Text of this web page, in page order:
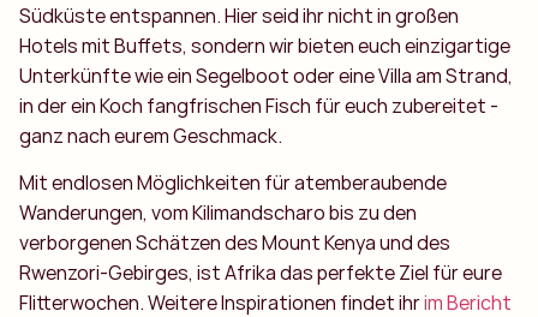
Südküste entspannen. Hier seid ihr nicht in großen
Hotels mit Buffets, sondern wir bieten euch einzigartige
Unterkünfte wie ein Segelboot oder eine Villa am Strand,
in der ein Koch fangfrischen Fisch für euch zubereitet -
ganz nach eurem Geschmack.
Mit endlosen Möglichkeiten für atemberaubende
Wanderungen, vom Kilimandscharo bis zu den
verborgenen Schätzen des Mount Kenya und des
Rwenzori-Gebirges, ist Afrika das perfekte Ziel für eure
Flitterwochen. Weitere Inspirationen findet ihrim Bericht